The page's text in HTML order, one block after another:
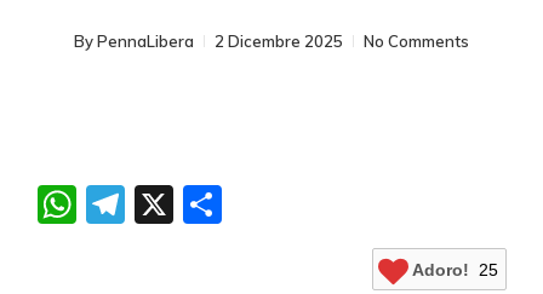
ByPennaLibera 2 Dicembre 2025 No Comments
WhatsApp
Telegram
X Condividi
Adoro! 25